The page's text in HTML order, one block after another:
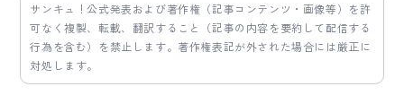
サンキュ！公式発表および著作権（記事コンテンツ・画像等）を許
可なく複製、転載、翻訳すること（記事の内容を要約して配信する
行為を含む）を禁止します。著作権表記が外された場合には厳正に
対処します。